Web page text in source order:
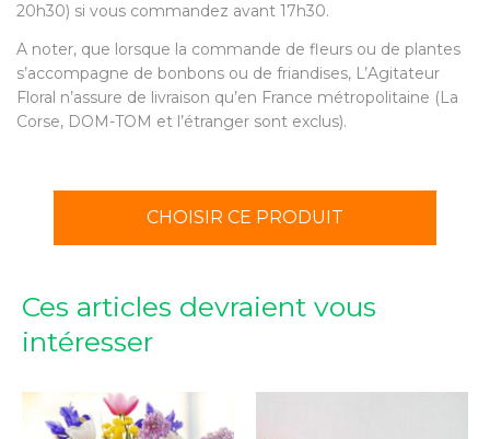
20h30) si vous commandez avant 17h30.
A noter, que lorsque la commande de fleurs ou de plantes
s’accompagne de bonbons ou de friandises, L’Agitateur
Floral n’assure de livraison qu’en France métropolitaine (La
Corse, DOM-TOM et l’étranger sont exclus).
CHOISIR CE PRODUIT
Ces articles devraient vous
intéresser